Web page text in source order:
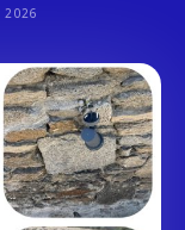
2026